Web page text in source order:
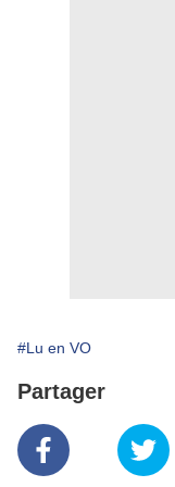
#Lu en VO
Partager